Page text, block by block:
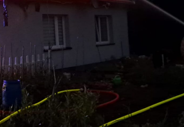
ogromne pieniądze w
w Świnoujściu. Z drugiej strony
gdzie teraz stoimy, to kiedyś były
w fatalnych warunkach. Dzisiaj jest piękne
kampanii wyborczych, w zasadzie
PiS Marek Gróbarczyk w #Wolin.